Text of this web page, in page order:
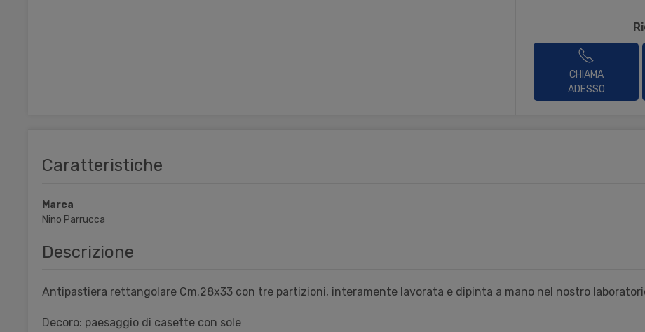
CHIAMA
ADESSO
Caratteristiche
Marca
Nino Parrucca
Descrizione
Antipastiera rettangolare Cm.28x33 con tre partizioni, interamente lavorata e dipinta a mano nel nostro
Decoro: paesaggio di casette con sole